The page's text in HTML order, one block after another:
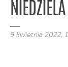
9 kwietnia 2022,